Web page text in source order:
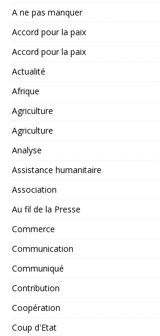
A ne pas manquer
Accord pour la paix
Accord pour la paix
Actualité
Afrique
Agriculture
Agriculture
Analyse
Assistance humanitaire
Association
Au fil de la Presse
Commerce
Communication
Communiqué
Contribution
Coopération
Coup d'Etat